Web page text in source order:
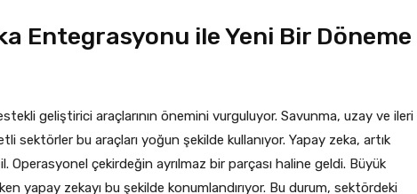
Entegrasyonu ile Yeni Bir Döneme
geliştirici araçlarının önemini vurguluyor. Savunma, uzay ve ileri
sektörler bu araçları yoğun şekilde kullanıyor. Yapay zeka, artık
Operasyonel çekirdeğin ayrılmaz bir parçası haline geldi. Büyük
yapay zekayı bu şekilde konumlandırıyor. Bu durum, sektördeki